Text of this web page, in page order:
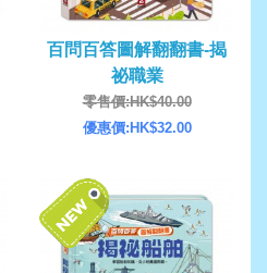
百問百答圖解翻翻書-揭
祕職業
零售價:HK$40.00
優惠價:HK$32.00